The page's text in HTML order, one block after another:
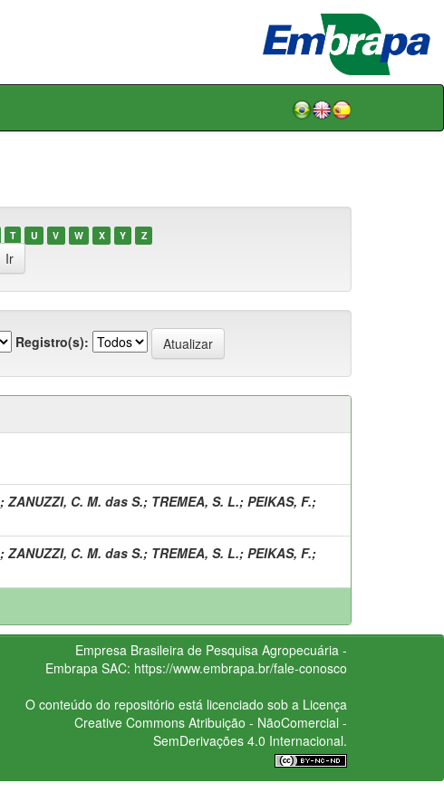
T U V W X Y Z
Registro(s):
; ZANUZZI, C. M. das S.; TREMEA, S. L.; PEIKAS, F.;
; ZANUZZI, C. M. das S.; TREMEA, S. L.; PEIKAS, F.;
Empresa Brasileira de Pesquisa Agropecuária -
Embrapa SAC: https://www.embrapa.br/fale-conosco
O conteúdo do repositório está licenciado sob a Licença
Creative CommonsAtribuição - NãoComercial -
SemDerivações 4.0 Internacional.